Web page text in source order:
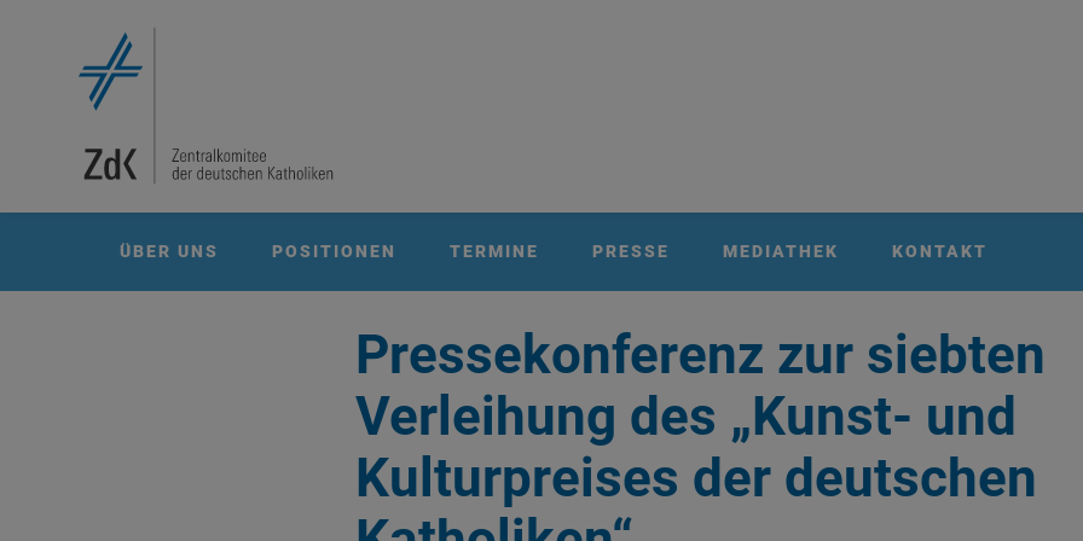
ÜBER UNS POSITIONEN TERMINE PRESSE MEDIATHEK KONTAKT
Pressekonferenz zur siebten
Verleihung des „Kunst- und
Kulturpreises der deutschen